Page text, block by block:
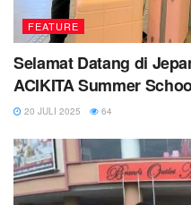
FEATURE
Selamat Datang di
ACIKITA Summer
20 JULI 2025 64